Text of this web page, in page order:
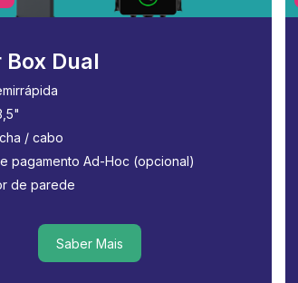
Dual
/ cabo
pagamento Ad-Hoc (opcional)
de parede
Saber Mais
Saber Mais